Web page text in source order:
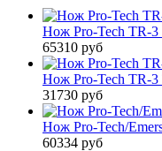
Нож Pro-Tech TR-3
65310 руб
Нож Pro-Tech TR-
31730 руб
Нож Pro-Tech/
60334 руб